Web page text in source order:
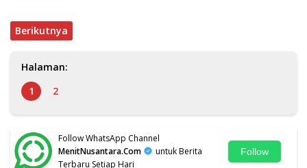
Berikutnya
Halaman:
1
2
Follow WhatsApp Channel
MenitNusantara.Com
untuk Berita
Terbaru Setiap Hari
Follow